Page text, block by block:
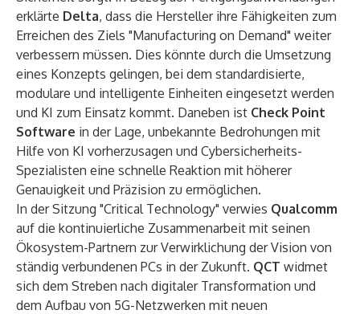
erklärte Delta, dass die Hersteller ihre Fähigkeiten zum
Erreichen des Ziels "Manufacturing on Demand" weiter
verbessern müssen. Dies könnte durch die Umsetzung
eines Konzepts gelingen, bei dem standardisierte,
modulare und intelligente Einheiten eingesetzt werden
und KI zum Einsatz kommt. Daneben ist Check Point
Software in der Lage, unbekannte Bedrohungen mit
Hilfe von KI vorherzusagen und Cybersicherheits-
Spezialisten eine schnelle Reaktion mit höherer
Genauigkeit und Präzision zu ermöglichen.
In der Sitzung "Critical Technology" verwies Qualcomm
auf die kontinuierliche Zusammenarbeit mit seinen
Ökosystem-Partnern zur Verwirklichung der Vision von
ständig verbundenen PCs in der Zukunft. QCT widmet
sich dem Streben nach digitaler Transformation und
dem Aufbau von 5G-Netzwerken mit neuen